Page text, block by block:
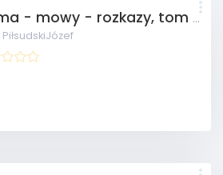
Pisma - mowy - rozkazy, tom IV
PiłsudskiJózef